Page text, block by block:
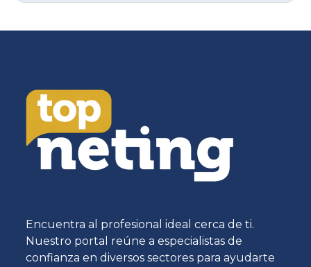
Encuentra al profesional ideal cerca de ti.
Nuestro portal reúne a especialistas de
confianza en diversos sectores para ayudarte